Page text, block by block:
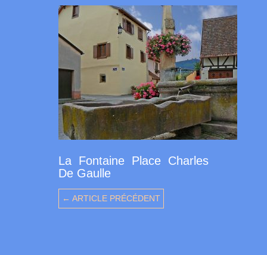
La Fontaine Place Charles
De Gaulle
← ARTICLE PRÉCÉDENT